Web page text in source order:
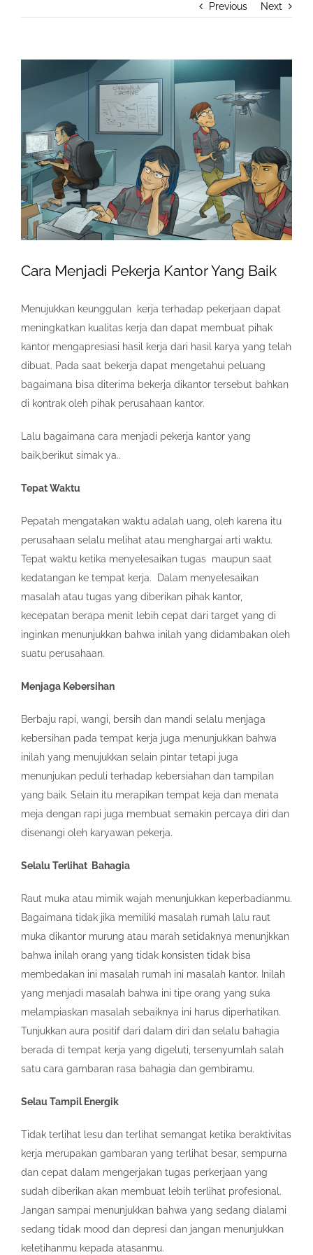
Previous Next
Larger
Cara Menjadi Pekerja Kantor Yang Baik
Menujukkan keunggulan kerja terhadap pekerjaan dapat
meningkatkan kualitas kerja dan dapat membuat pihak
kantor mengapresiasi hasil kerja dari hasil karya yang telah
dibuat. Pada saat bekerja dapat mengetahui peluang
bagaimana bisa diterima bekerja dikantor tersebut bahkan
di kontrak oleh pihak perusahaan kantor.
Lalu bagaimana cara menjadi pekerja kantor yang
baik,berikut simak ya..
Tepat Waktu
Pepatah mengatakan waktu adalah uang, oleh karena itu
perusahaan selalu melihat atau menghargai arti waktu.
Tepat waktu ketika menyelesaikan tugas maupun saat
kedatangan ke tempat kerja. Dalam menyelesaikan
masalah atau tugas yang diberikan pihak kantor,
kecepatan berapa menit lebih cepat dari target yang di
inginkan menunjukkan bahwa inilah yang didambakan oleh
suatu perusahaan.
Menjaga Kebersihan
Berbaju rapi, wangi, bersih dan mandi selalu menjaga
kebersihan pada tempat kerja juga menunjukkan bahwa
inilah yang menujukkan selain pintar tetapi juga
menunjukan peduli terhadap kebersiahan dan tampilan
yang baik. Selain itu merapikan tempat keja dan menata
meja dengan rapi juga membuat semakin percaya diri dan
disenangi oleh karyawan pekerja.
Selalu Terlihat Bahagia
Raut muka atau mimik wajah menunjukkan keperbadianmu.
Bagaimana tidak jika memiliki masalah rumah lalu raut
muka dikantor murung atau marah setidaknya menunjkkan
bahwa inilah orang yang tidak konsisten tidak bisa
membedakan ini masalah rumah ini masalah kantor. Inilah
yang menjadi masalah bahwa ini tipe orang yang suka
melampiaskan masalah sebaiknya ini harus diperhatikan.
Tunjukkan aura positif dari dalam diri dan selalu bahagia
berada di tempat kerja yang digeluti, tersenyumlah salah
satu cara gambaran rasa bahagia dan gembiramu.
Selau Tampil Energik
Tidak terlihat lesu dan terlihat semangat ketika beraktivitas
kerja merupakan gambaran yang terlihat besar, sempurna
dan cepat dalam mengerjakan tugas perkerjaan yang
sudah diberikan akan membuat lebih terlihat profesional.
Jangan sampai menunjukkan bahwa yang sedang dialami
sedang tidak mood dan depresi dan jangan menunjukkan
keletihanmu kepada atasanmu.